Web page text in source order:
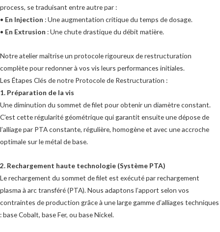
process, se traduisant entre autre par :
• En Injection : Une augmentation critique du temps de dosage.
• En Extrusion : Une chute drastique du débit matière.
Notre atelier maîtrise un protocole rigoureux de restructuration
complète pour redonner à vos vis leurs performances initiales.
Les Étapes Clés de notre Protocole de Restructuration :
1. Préparation de la vis
Une diminution du sommet de filet pour obtenir un diamètre constant.
C’est cette régularité géométrique qui garantit ensuite une dépose de
l’alliage par PTA constante, régulière, homogène et avec une accroche
optimale sur le métal de base.
2. Rechargement haute technologie (Système PTA)
Le rechargement du sommet de filet est exécuté par rechargement
plasma à arc transféré (PTA). Nous adaptons l’apport selon vos
contraintes de production grâce à une large gamme d’alliages techniques
: base Cobalt, base Fer, ou base Nickel.